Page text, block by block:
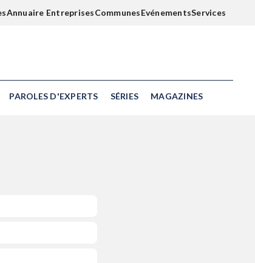
Annuaire EntreprisesCommunesEvénementsServices
PAROLES D'EXPERTS SÉRIES MAGAZINES